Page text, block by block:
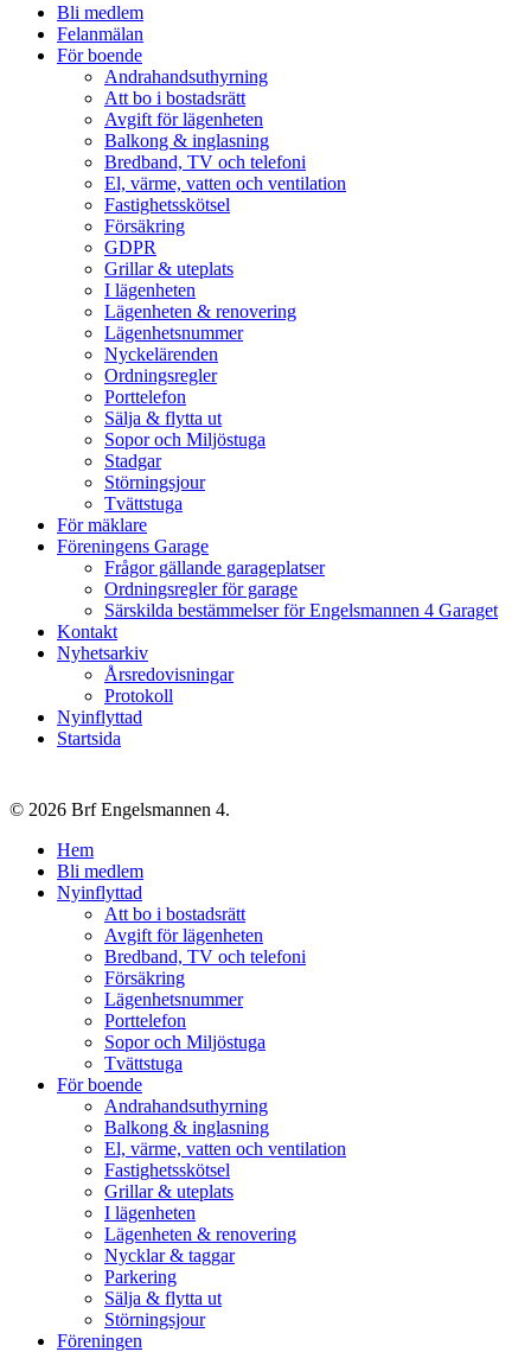
Bli medlem
Felanmälan
För boende
Andrahandsuthyrning
Att bo i bostadsrätt
Avgift för lägenheten
Balkong & inglasning
Bredband, TV och telefoni
El, värme, vatten och ventilation
Fastighetsskötsel
Försäkring
GDPR
Grillar & uteplats
I lägenheten
Lägenheten & renovering
Lägenhetsnummer
Nyckelärenden
Ordningsregler
Porttelefon
Sälja & flytta ut
Sopor och Miljöstuga
Stadgar
Störningsjour
Tvättstuga
För mäklare
Föreningens Garage
Frågor gällande garageplatser
Ordningsregler för garage
Särskilda bestämmelser för Engelsmannen 4 Garaget
Kontakt
Nyhetsarkiv
Årsredovisningar
Protokoll
Nyinflyttad
Startsida
© 2026 Brf Engelsmannen 4.
Close
Menu
Hem
Bli medlem
Nyinflyttad
Att bo i bostadsrätt
Avgift för lägenheten
Bredband, TV och telefoni
Försäkring
Lägenhetsnummer
Porttelefon
Sopor och Miljöstuga
Tvättstuga
För boende
Andrahandsuthyrning
Balkong & inglasning
El, värme, vatten och ventilation
Fastighetsskötsel
Grillar & uteplats
I lägenheten
Lägenheten & renovering
Nycklar & taggar
Parkering
Sälja & flytta ut
Störningsjour
Föreningen